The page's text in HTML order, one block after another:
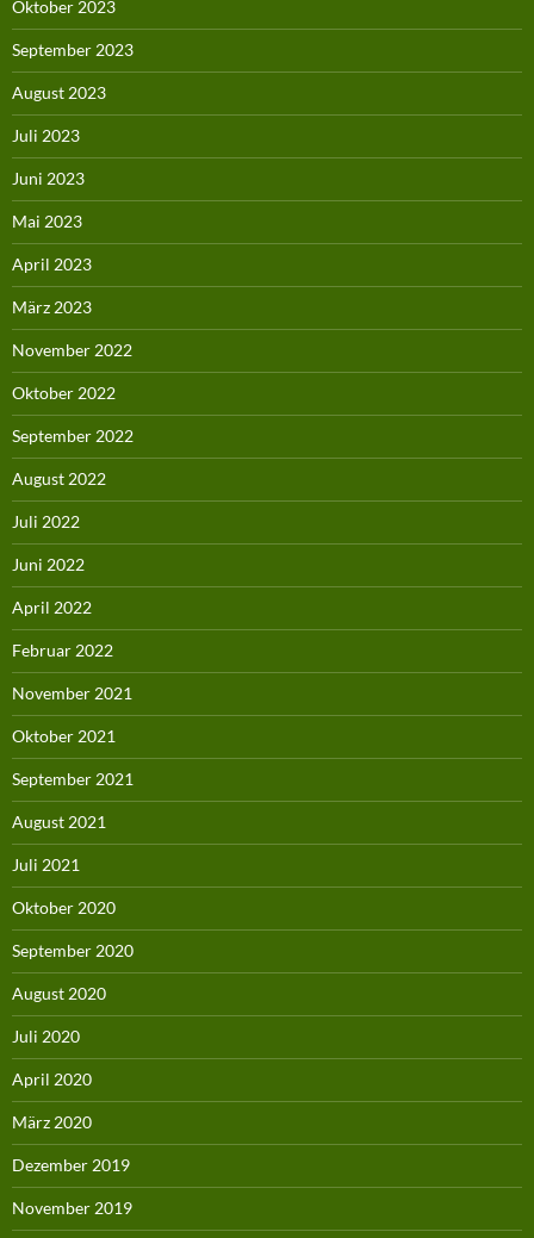
Oktober 2023
September 2023
August 2023
Juli 2023
Juni 2023
Mai 2023
April 2023
März 2023
November 2022
Oktober 2022
September 2022
August 2022
Juli 2022
Juni 2022
April 2022
Februar 2022
November 2021
Oktober 2021
September 2021
August 2021
Juli 2021
Oktober 2020
September 2020
August 2020
Juli 2020
April 2020
März 2020
Dezember 2019
November 2019